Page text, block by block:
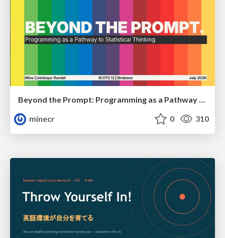
Beyond the Prompt: Programming as a Pathway to Statistical Thinking
minecr
0 310